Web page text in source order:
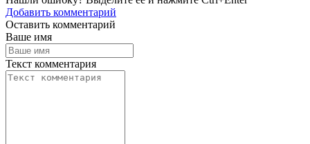
Добавить комментарий
Оставить комментарий
Ваше имя
Текст комментария